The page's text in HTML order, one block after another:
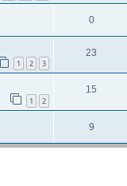
0
1 2 3
23
1 2
15
9